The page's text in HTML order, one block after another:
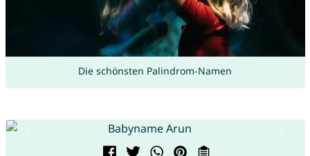
Die schönsten Palindrom-Namen